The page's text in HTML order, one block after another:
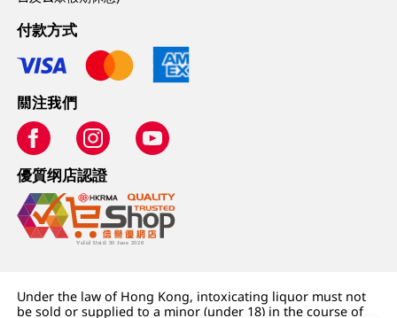
付款方式
關注我們
優質纲店認證
Under the law of Hong Kong, intoxicating liquor must not
be sold or supplied to a minor (under 18) in the course of